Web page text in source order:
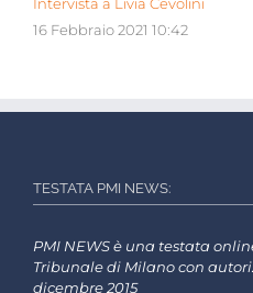
Intervista a Livia Cevolini
16 Febbraio 2021 10:42
TESTATA PMI NEWS:
PMI NEWS è una testata
Tribunale di Milano con
dicembre 2015